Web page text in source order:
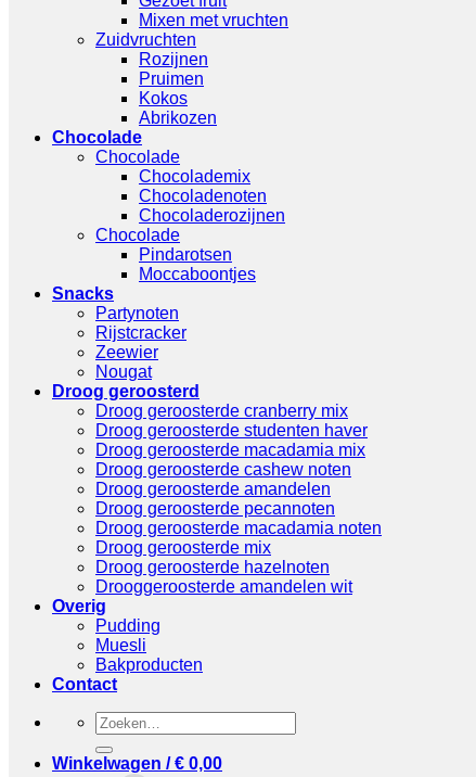
Mixen met vruchten
Zuidvruchten
Rozijnen
Pruimen
Kokos
Abrikozen
Chocolade
Chocolade
Chocolademix
Chocoladenoten
Chocoladerozijnen
Chocolade
Pindarotsen
Moccaboontjes
Snacks
Partynoten
Rijstcracker
Zeewier
Nougat
Droog geroosterd
Droog geroosterde cranberry mix
Droog geroosterde studenten haver
Droog geroosterde macadamia mix
Droog geroosterde cashew noten
Droog geroosterde amandelen
Droog geroosterde pecannoten
Droog geroosterde macadamia noten
Droog geroosterde mix
Droog geroosterde hazelnoten
Drooggeroosterde amandelen wit
Overig
Pudding
Muesli
Bakproducten
Contact
Zoeken
naar:
Winkelwagen /€ 0,00